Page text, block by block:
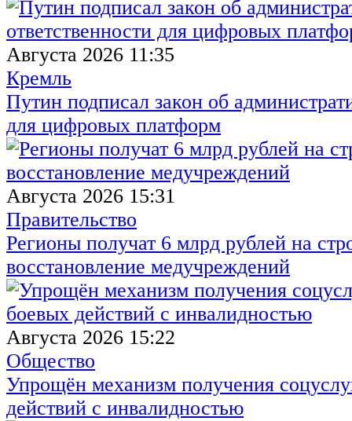
Августа 2026 11:35
Кремль
Путин подписал закон об
для цифровых платформ
Августа 2026 15:31
Правительство
Регионы получат 6 млрд рублей на
восстановление медучреждений
Августа 2026 15:22
Общество
Упрощён механизм получения
действий с инвалидностью